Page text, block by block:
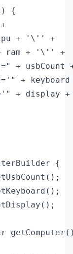
{
+ '\'' +
ram + '\'' +
+ usbCount
+ keyboard
+ display +
{